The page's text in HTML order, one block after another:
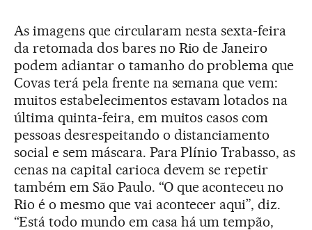
As imagens que circularam nesta sexta-feira
da retomada dos bares no Rio de Janeiro
podem adiantar o tamanho do problema que
Covas terá pela frente na semana que vem:
muitos estabelecimentos estavam lotados na
última quinta-feira, em muitos casos com
pessoas desrespeitando o distanciamento
social e sem máscara. Para Plínio Trabasso, as
cenas na capital carioca devem se repetir
também em São Paulo. “O que aconteceu no
Rio é o mesmo que vai acontecer aqui”, diz.
“Está todo mundo em casa há um tempão,